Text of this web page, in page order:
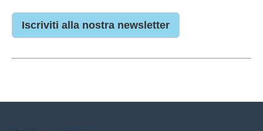
Iscriviti alla nostra newsletter